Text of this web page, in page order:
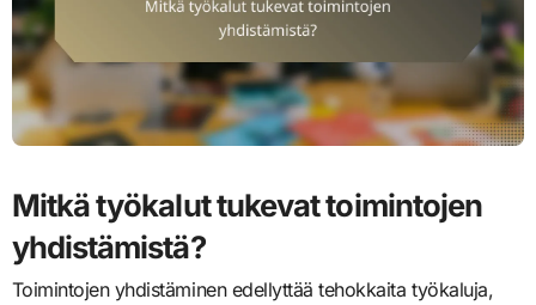
Mitkä työkalut tukevat toimintojen
yhdistämistä?
Toimintojen yhdistäminen edellyttää tehokkaita työkaluja,